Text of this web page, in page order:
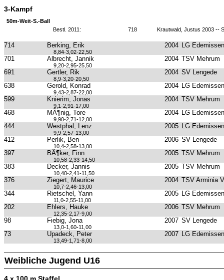
3-Kampf
50m-Weit-S.-Ball
Bestl. 2011:
718 Krautwald, Justus 2003 --
714 Berking, Erik 2004 LG
8,84-3,02-22,50
701 Albrecht, Jannik 2004 TSV Mehrum
9,20-2,95-25,50
691 Gertler, Rik 2004 SV Lengede
8,9-3,20-20,50
638 Gerold, Konrad 2004 LG
9,43-2,87-22,00
599 Knierim, Jonas 2004 TSV Mehrum
9,1-2,91-17,00
468 MÃ¶nig, Tore 2004 LG
9,90-2,71-12,00
444 Westphal, Lenz 2005 LG
9,9-2,57-13,00
412 Perlik, Ben 2006 SV Lengede
10,4-2,58-13,00
397 BÃ¶ker, Finn 2005 TSV Mehrum
10,58-2,33-14,50
383 Decker, Jannis 2005 TSV Mehrum
10,40-2,41-11,50
376 Ziegert, Maurice 2004 TSV Arminia
10,7-2,46-13,00
344 Rietschel, Yann 2005 LG
11,0-2,55-11,00
202 Ehlers, Hauke 2006 TSV Mehrum
12,35-2,17-9,00
98 Fiebig, Jona 2007 SV Lengede
13,0-1,60-11,00
73 Upadeck, Peter 2007 LG
13,49-1,71-8,00
Weibliche Jugend U16